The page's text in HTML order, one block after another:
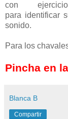
con
para identificar
sonido.
Para los
Pincha en
Blanca B
Compartir